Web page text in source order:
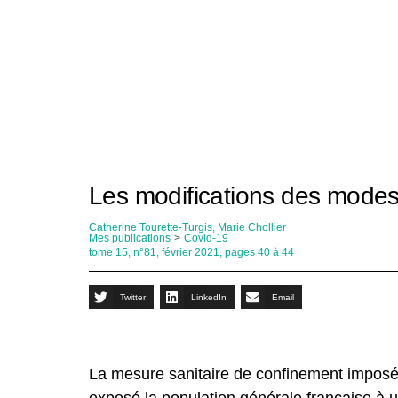
Les modifications des
Catherine Tourette-Turgis, Marie Chollier
Mes publications > Covid-19
tome 15, n°81, février 2021, pages 40 à 44
Twitter LinkedIn Email
La mesure sanitaire de confinement